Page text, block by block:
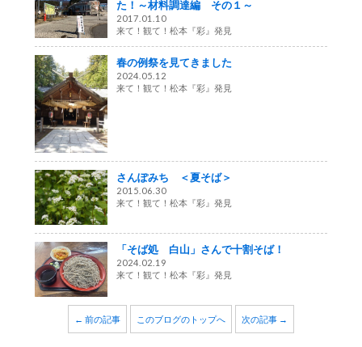
た！～材料調達編 その１～
2017.01.10
来て！観て！松本『彩』発見
春の例祭を見てきました
2024.05.12
来て！観て！松本『彩』発見
さんぽみち ＜夏そば＞
2015.06.30
来て！観て！松本『彩』発見
「そば処 白山」さんで十割そば！
2024.02.19
来て！観て！松本『彩』発見
← 前の記事 このブログのトップへ 次の記事 →